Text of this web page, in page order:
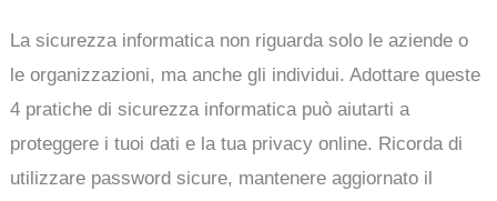
La sicurezza informatica non riguarda solo le aziende o
le organizzazioni, ma anche gli individui. Adottare queste
4 pratiche di sicurezza informatica può aiutarti a
proteggere i tuoi dati e la tua privacy online. Ricorda di
utilizzare password sicure, mantenere aggiornato il